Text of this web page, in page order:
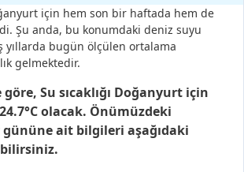
için hem son bir haftada hem de
Şu anda, bu konumdaki deniz suyu
yıllarda bugün ölçülen ortalama
gelmektedir.
Su sıcaklığı Doğanyurt için
olacak. Önümüzdeki
ait bilgileri aşağıdaki